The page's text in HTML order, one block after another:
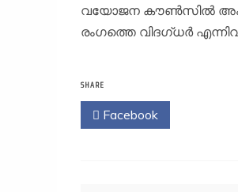
വയോജന കൗണ്‍സില്‍
രംഗത്തെ വിദഗ്ധര്‍
SHARE
Facebook